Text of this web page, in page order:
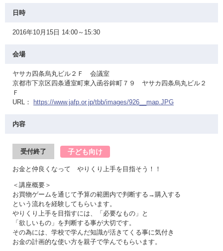
日時
2016年10月15日 14:00～15:30
会場
ヤサカ四条烏丸ビル２Ｆ 会議室
京都市下京区四条通室町東入函谷鉾町７９ ヤサカ四条烏丸ビル２
Ｆ
URL：
https://www.jafp.or.jp/tbb/images/926__map.JPG
内容
受付終了 子ども向け
お金と仲良くなって やりくり上手を目指そう！！
＜講座概要＞
お買物ゲームを通じて予算の範囲内で判断する→購入する
という流れを経験してもらいます。
やりくり上手を目指すには、「必要なもの」と
「欲しいもの」を判断する事が大切です。
その為には、学校で学んだ知識が活きてくる事に気付き
お金の計画的な使い方を親子で学んでもらいます。